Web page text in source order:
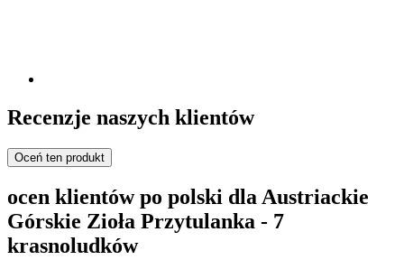
Recenzje naszych klientów
Oceń ten produkt
ocen klientów po polski dla Austriackie
Górskie Zioła Przytulanka - 7
krasnoludków